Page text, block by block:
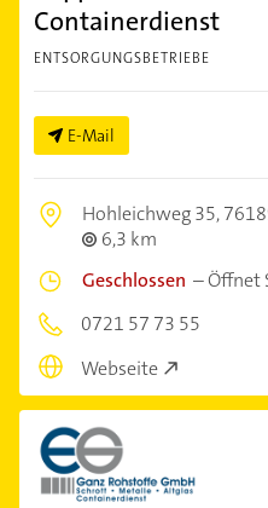
Containerdienst
ENTSORGUNGSBETRIEBE
E-Mail
Hohleichweg 35,
6,3 km
Geschlossen –Öffnet
0721 57 73 55
Webseite